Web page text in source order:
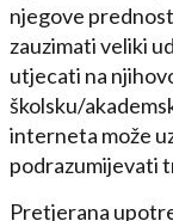
njegove
zauzimati veliki
utjecati na
školsku/
interneta može
podrazumijevati
Pretjerana